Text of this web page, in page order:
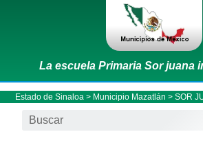
La escuela Primaria Sor juana
Estado de Sinaloa > Municipio Mazatlán > SOR